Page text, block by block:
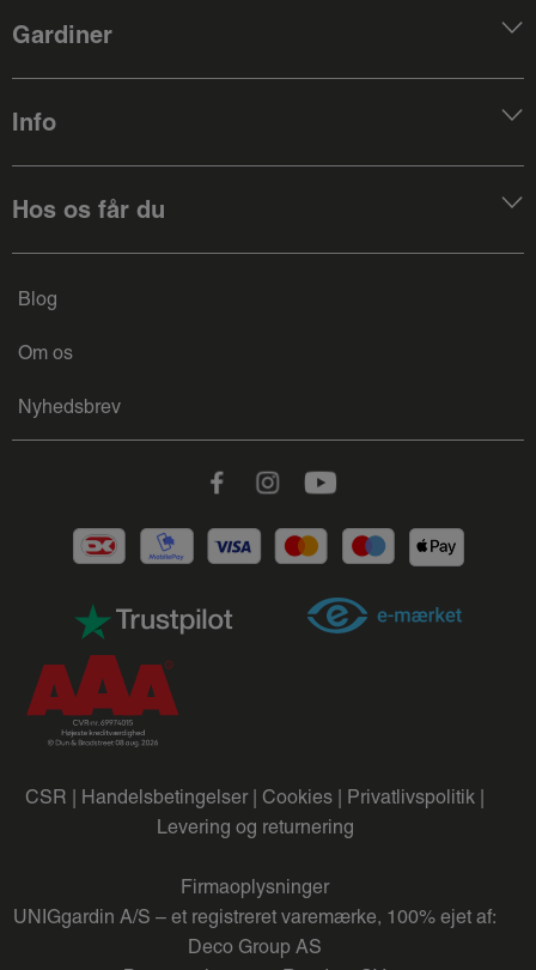
Gardiner
Info
Hos os får du
Blog
Om os
Nyhedsbrev
FacebookInstagramYoutube
CSR | Handelsbetingelser | Cookies | Privatlivspolitik |
Levering og returnering
Firmaoplysninger
UNIGgardin A/S – et registreret varemærke, 100% ejet af:
Deco Group AS